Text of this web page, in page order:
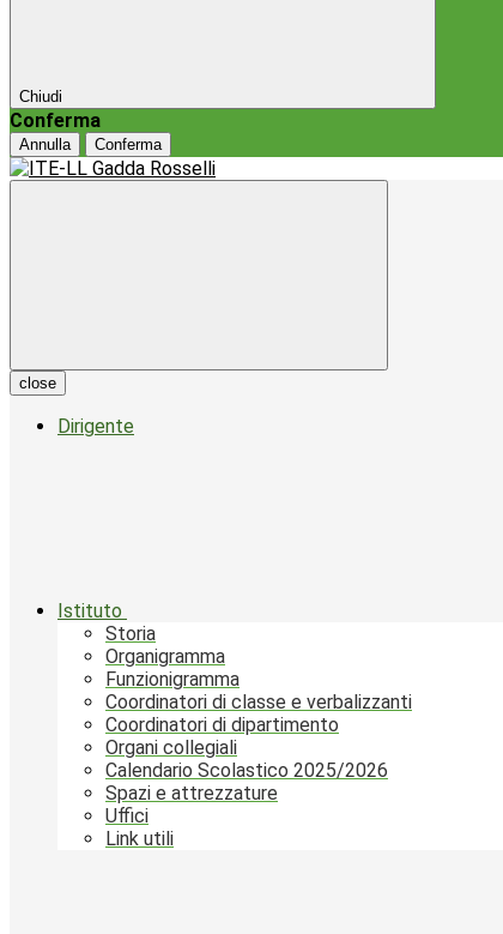
Chiudi
Conferma
Annulla Conferma
close
Dirigente
Istituto
Storia
Organigramma
Funzionigramma
Coordinatori di classe e verbalizzanti
Coordinatori di dipartimento
Organi collegiali
Calendario Scolastico 2025/2026
Spazi e attrezzature
Uffici
Link utili